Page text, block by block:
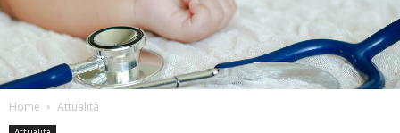
Home Attualità